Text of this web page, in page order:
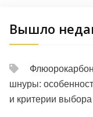
Вышло
шнуры:
и критерии выбора